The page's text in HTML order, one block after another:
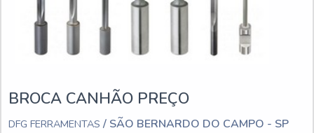
BROCA CANHÃO PREÇO
DFG FERRAMENTAS / SÃO BERNARDO DO CAMPO - SP